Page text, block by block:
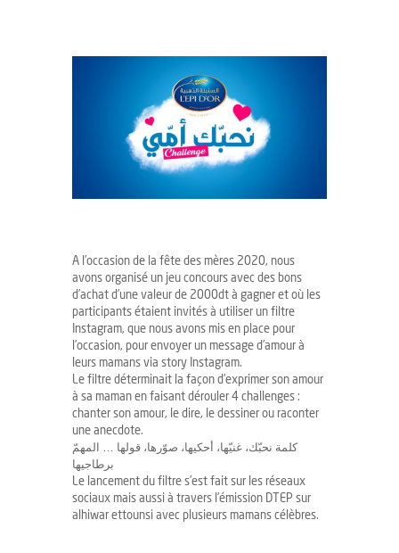
A l’occasion de la fête des mères 2020, nous
avons organisé un jeu concours avec des bons
d’achat d’une valeur de 2000dt à gagner et où les
participants étaient invités à utiliser un filtre
Instagram, que nous avons mis en place pour
l’occasion, pour envoyer un message d’amour à
leurs mamans via story Instagram.
Le filtre déterminait la façon d’exprimer son amour
à sa maman en faisant dérouler 4 challenges :
chanter son amour, le dire, le dessiner ou raconter
une anecdote.
كلمة نحبّك، غنيّها، أحكيها، صوّرها، قولها … المهمّ
برطاجيها
Le lancement du filtre s’est fait sur les réseaux
sociaux mais aussi à travers l’émission DTEP sur
alhiwar ettounsi avec plusieurs mamans célèbres.